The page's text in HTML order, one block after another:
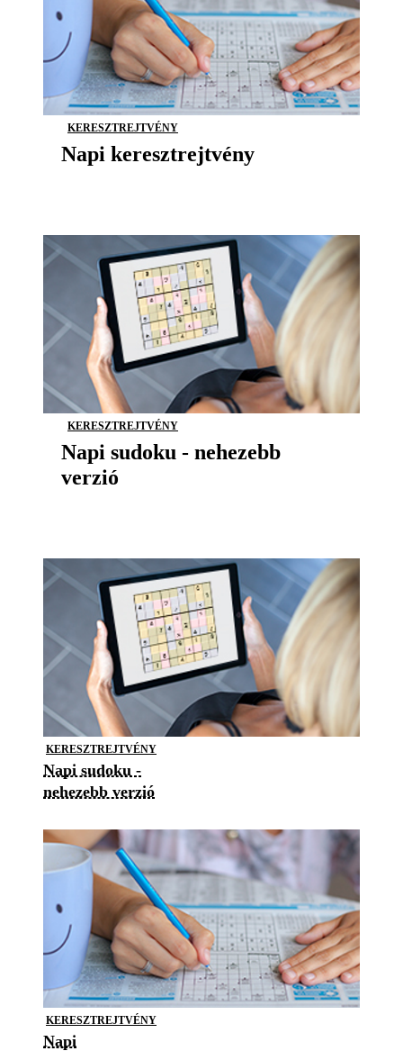
KERESZTREJTVÉNY
Napi keresztrejtvény
KERESZTREJTVÉNY
Napi sudoku - nehezebb
verzió
KERESZTREJTVÉNY
Napi sudoku -
nehezebb verzió
KERESZTREJTVÉNY
Napi